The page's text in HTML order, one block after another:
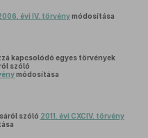
évi IV. törvénymódosítása
kapcsolódó egyes törvények
szóló
módosítása
szóló 2011. évi CXCIV. törvény